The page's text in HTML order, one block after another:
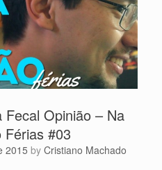
Opinião – Na
Férias #03
2015 by Cristiano Machado